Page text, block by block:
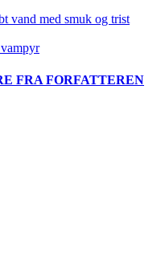
vand med smuk og trist
FRA FORFATTEREN